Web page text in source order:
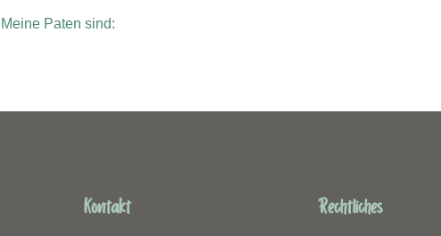
Meine Paten sind:
Kontakt Rechtliches